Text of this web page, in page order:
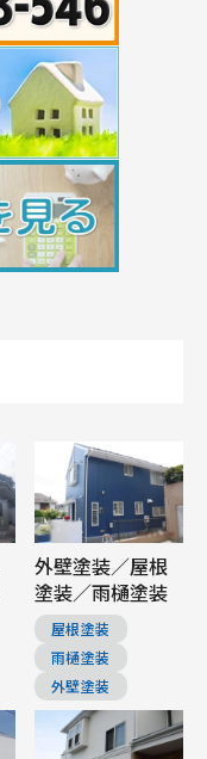
外壁塗装／屋根
塗装／雨樋塗装
屋根塗装
雨樋塗装
外壁塗装